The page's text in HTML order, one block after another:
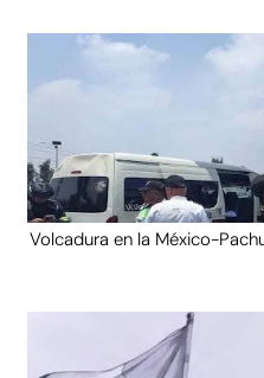
Volcadura en la México-